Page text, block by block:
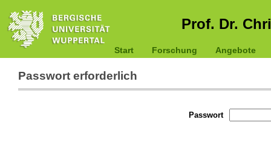
Prof. Dr.
Start Forschung Angebote
Passwort erforderlich
Passwort